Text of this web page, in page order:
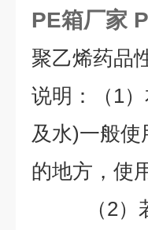
PE箱厂家
聚乙烯药品
说明：（1
及水)一般使
的地方，使
（2）若